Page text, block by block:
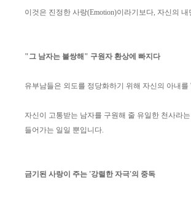
이것은 진정한 사랑(Emotion)이라기보다, 자신의
"그 남자는 불쌍해" 구원자 환상에 빠지다
유부남들은 외도를 정당화하기 위해 자신의 아내
자신이 고통받는 남자를 구원해 줄 유일한 천사라
들어가는 일일 뿐입니다.
금기된 사랑이 주는 '강렬한 자극'의 중독